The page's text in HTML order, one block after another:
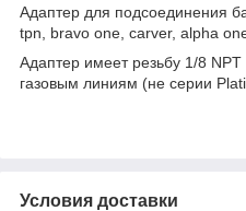
Адаптер для подсоединения
tpn, bravo one, carver, alpha
Адаптер имеет резьбу 1/8
газовым линиям (не серии
Условия доставки